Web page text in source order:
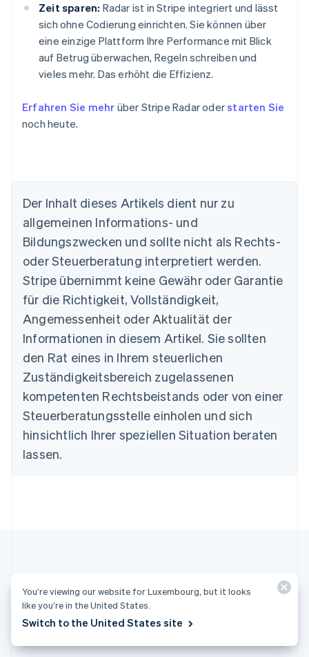
Zeit sparen: Radar ist in Stripe integriert und lässt
sich ohne Codierung einrichten. Sie können über
eine einzige Plattform Ihre Performance mit Blick
auf Betrug überwachen, Regeln schreiben und
vieles mehr. Das erhöht die Effizienz.
Erfahren Sie mehr über Stripe Radar oderstarten Sie
noch heute.
Der Inhalt dieses Artikels dient nur zu
allgemeinen Informations- und
Bildungszwecken und sollte nicht als Rechts-
oder Steuerberatung interpretiert werden.
Stripe übernimmt keine Gewähr oder Garantie
für die Richtigkeit, Vollständigkeit,
Angemessenheit oder Aktualität der
Informationen in diesem Artikel. Sie sollten
den Rat eines in Ihrem steuerlichen
Zuständigkeitsbereich zugelassenen
kompetenten Rechtsbeistands oder von einer
Steuerberatungsstelle einholen und sich
hinsichtlich Ihrer speziellen Situation beraten
lassen.
Weitere Artikel
Weitere Artikel zum Thema Risikomanagement
Australien
English
Belgien
Brasilien
PortuguêsEnglish
Bulgarien
English
Dänemark
English
DeutschEnglish
Estland
English
Festlandchina
简体中文English
Finnland
Frankreich
FrançaisEnglish
English
Italien
Italiano English
Japan
日本語English
You’re viewing our website for Luxembourg, but it looks
like you’re in the United States.
Switch to the United States site